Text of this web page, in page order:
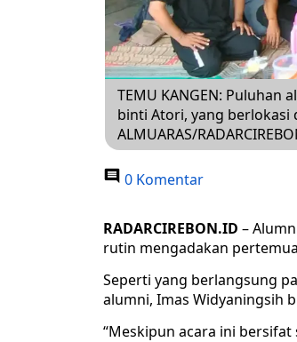
TEMU KANGEN:
binti Atori, yang berlokasi
ALMUARAS/
0 Komentar
RADARCIREBON.ID –
rutin mengadakan
Seperti yang berlangsung
alumni, Imas Widyaningsih
“Meskipun acara ini